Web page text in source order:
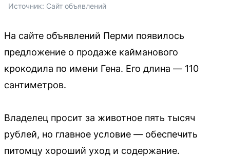
Источник: Сайт объявлений
На сайте объявлений Перми появилось
предложение о продаже кайманового
крокодила по имени Гена. Его длина — 110
сантиметров.
Владелец просит за животное пять тысяч
рублей, но главное условие — обеспечить
питомцу хороший уход и содержание.